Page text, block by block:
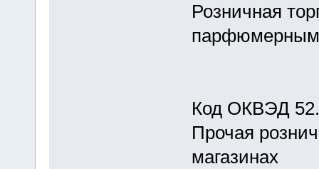
Розничная
Код ОКВЭД
Прочая
магазинах